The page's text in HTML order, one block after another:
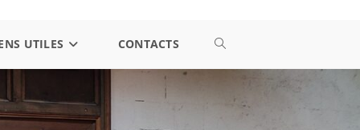
UTILES CONTACTS